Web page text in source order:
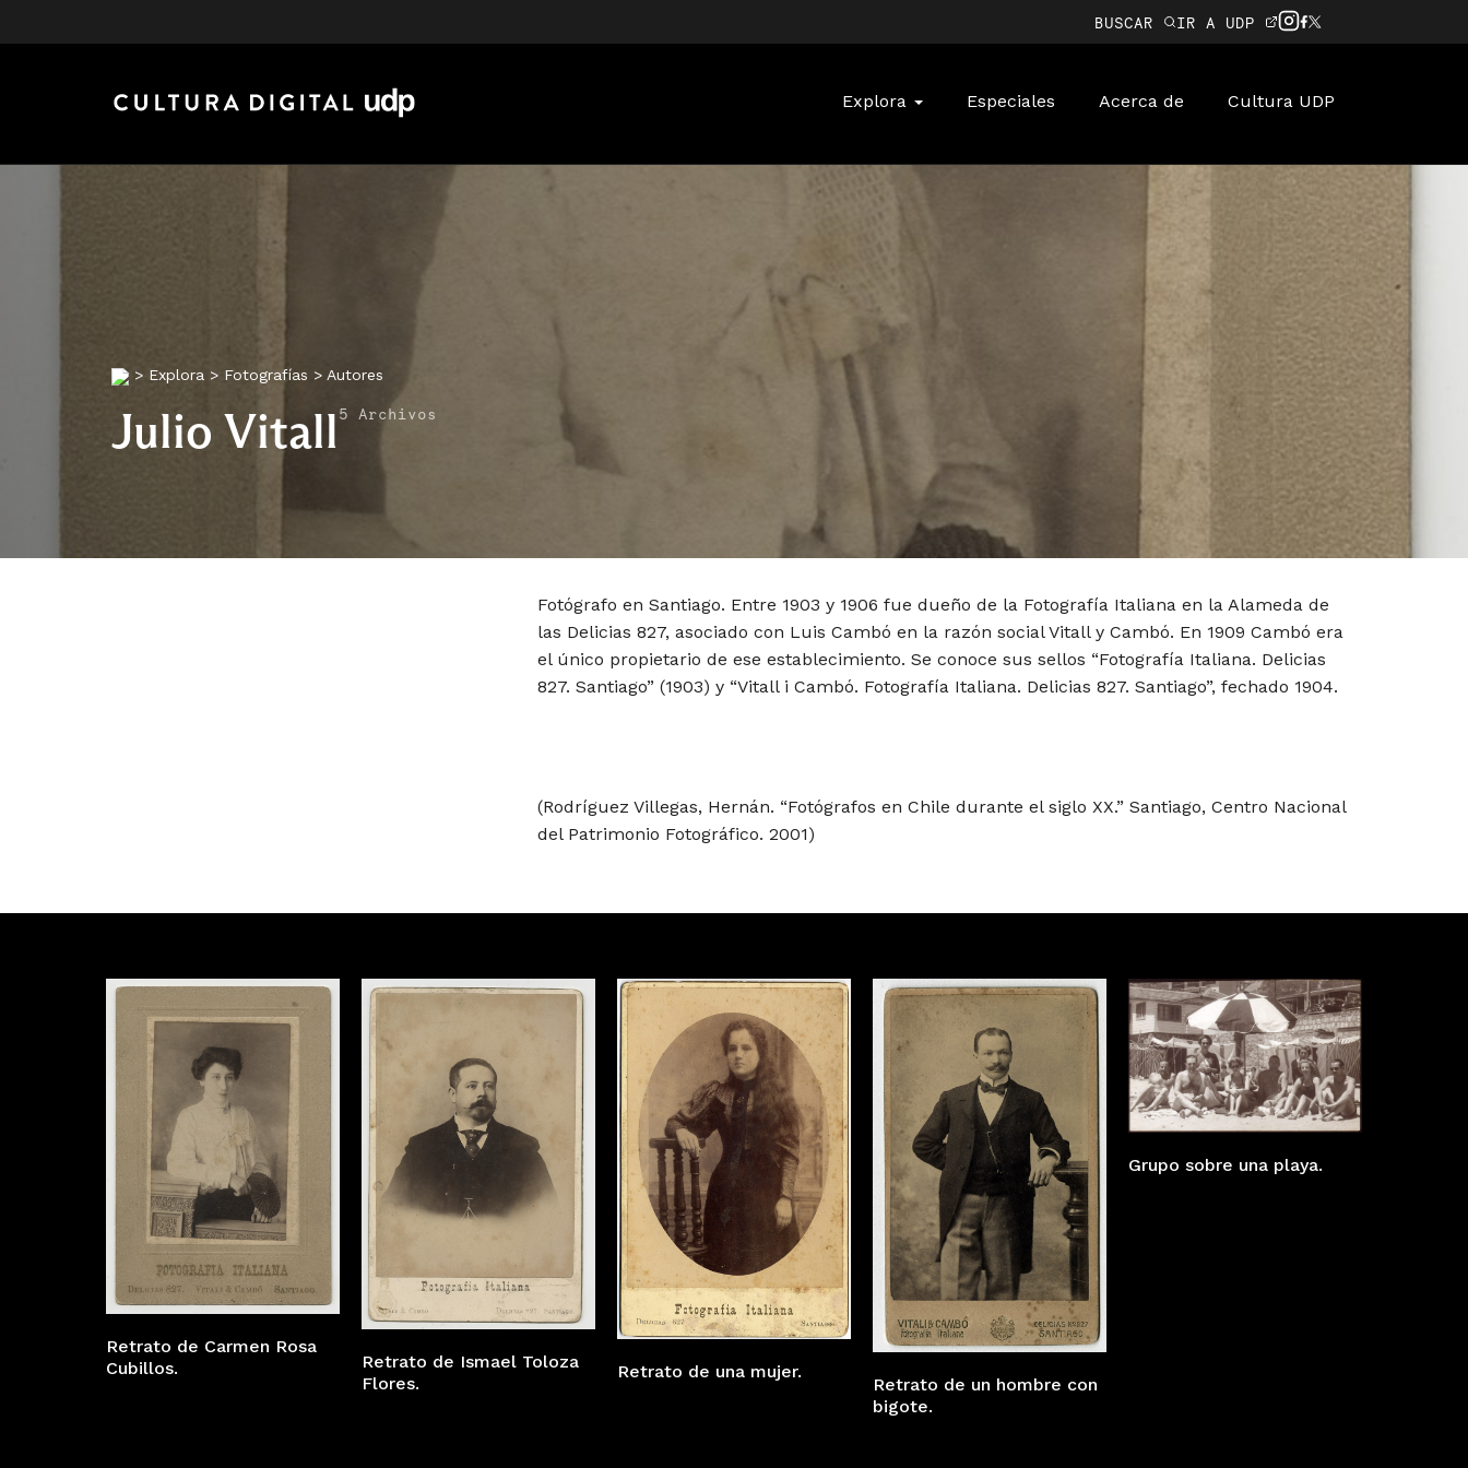
BUSCAR IR A UDP
Explora Especiales Acerca de Cultura UDP
> Explora > Fotografías > Autores
Julio Vitall 5 Archivos
Fotógrafo en Santiago. Entre 1903 y 1906 fue dueño de la Fotografía Italiana en la Alameda de
las Delicias 827, asociado con Luis Cambó en la razón social Vitall y Cambó. En 1909 Cambó era
el único propietario de ese establecimiento. Se conoce sus sellos “Fotografía Italiana. Delicias
827. Santiago” (1903) y “Vitall i Cambó. Fotografía Italiana. Delicias 827. Santiago”, fechado 1904.
(Rodríguez Villegas, Hernán. “Fotógrafos en Chile durante el siglo XX.” Santiago, Centro Nacional
del Patrimonio Fotográfico. 2001)
Retrato de Carmen Rosa
Cubillos.
Retrato de Ismael Toloza
Flores.
Retrato de una mujer.
Retrato de un hombre con
bigote.
Grupo sobre una playa.